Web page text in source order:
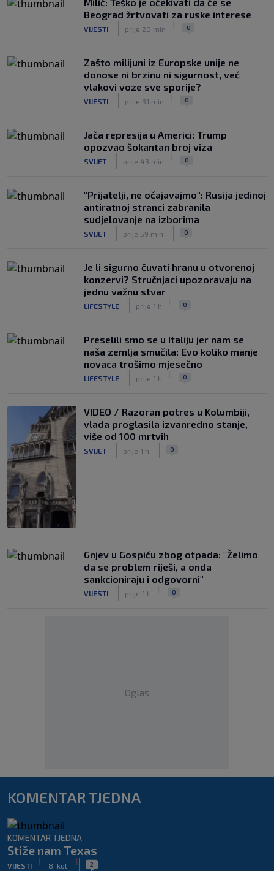
Dinamo potvrdio odlazak napadača:
‘Kako zaboraviti 18 golova u sezoni?’
|
prije 5 h
Beograd žrtvovati za ruske interese
VIJESTI prije 20 min 0
Zašto milijuni iz Europske unije ne
donose ni brzinu ni sigurnost, već
vlakovi voze sve sporije?
VIJESTI prije 31 min 0
Jača represija u Americi: Trump
opozvao šokantan broj viza
SVIJET prije 43 min 0
"Prijatelji, ne očajavajmo": Rusija jedinoj
antiratnoj stranci zabranila
sudjelovanje na izborima
SVIJET prije 59 min 0
Je li sigurno čuvati hranu u otvorenoj
konzervi? Stručnjaci upozoravaju na
jednu važnu stvar
LIFESTYLE prije 1 h 0
Preselili smo se u Italiju jer nam se
naša zemlja smučila: Evo koliko manje
novaca trošimo mjesečno
LIFESTYLE prije 1 h 0
VIDEO / Razoran potres u Kolumbiji,
vlada proglasila izvanredno stanje,
više od 100 mrtvih
SVIJET prije 1 h 0
Gnjev u Gospiću zbog otpada: "Želimo
da se problem riješi, a onda
sankcioniraju i odgovorni"
VIJESTI prije 1 h 0
Oglas
KOMENTAR TJEDNA
KOMENTAR TJEDNA
Stiže nam Texas
VIJESTI
|
8. kol.
| 2